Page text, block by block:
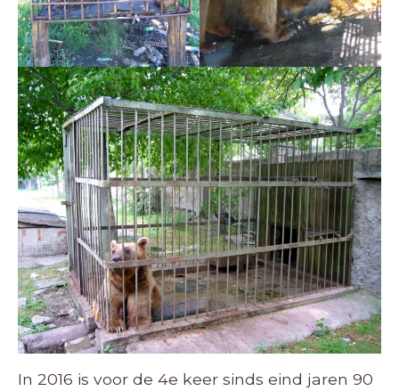
In 2016 is voor de 4e keer sinds eind jaren 90